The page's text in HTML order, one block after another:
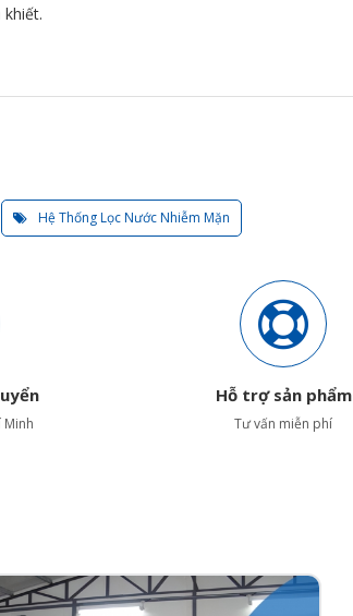
Hệ Thống Lọc Nước Nhiễm Mặn
Minh
Hỗ trợ sản phẩm
Tư vấn miễn phí